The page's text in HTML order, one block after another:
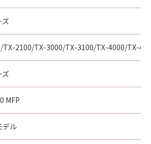
48 C.F.R. 12.212 and 48 C.F.R.
227.7202-4 (June 1995),
with only those rights set forth
is Canon Inc./30-2,
3-chome, Ohta-ku, Tokyo 146-
"the Software"という語は、本
本ソフトウエア」を意味するも
ズ
TX-2100/TX-3000/TX-3100/TX-4000/TX-
ズ
MFP
デル